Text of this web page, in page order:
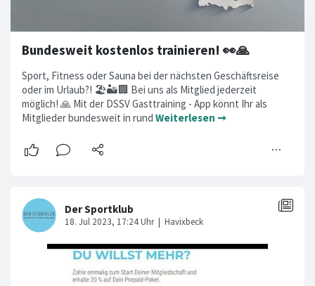
Bundesweit kostenlos trainieren! 👀🙏
Sport, Fitness oder Sauna bei der nächsten Geschäftsreise
oder im Urlaub?! 🏖️🏜️🏢 Bei uns als Mitglied jederzeit
möglich! 🙏 Mit der DSSV Gasttraining - App könnt Ihr als
Mitglieder bundesweit in rund Weiterlesen ➞